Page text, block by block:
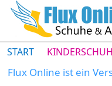
START
Flux Online ist ein